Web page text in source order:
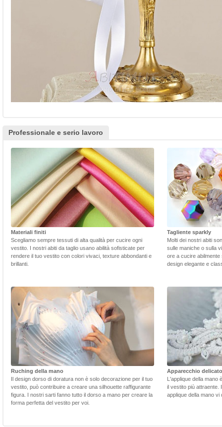
Professionale e serio lavoro
Materiali finiti
Scegliamo sempre tessuti di alta qualità per cucire ogni
vestito. I nostri abiti da taglio usano abilità sofisticate per
rendere il tuo vestito con colori vivaci, texture abbondanti e
brillanti.
Tagliente sparkly
Molti dei nostri abiti
sulle maniche o sulla
ore a cucire
design elegante e
Ruching della mano
Il design dorso di doratura non è solo decorazione per il tuo
vestito, può contribuire a creare una silhouette raffigurante
figura. I nostri sarti fanno tutto il dorso a mano per creare la
forma perfetta del vestito per voi.
Apparecchio delicato
L'applique della mano
il vestito più attraente.
applique della mano